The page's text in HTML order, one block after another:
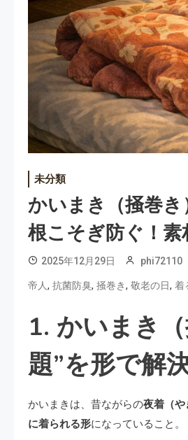
未分類
かいまき（掻巻き
根こそぎ防ぐ！
2025年12月29日 phi72110
帝人, 抗菌防臭, 掻巻き, 敬老の日, 着
1. かいまき
題”を形で解
かいまきは、昔ながらの夜着（
に着られる形になっていること。